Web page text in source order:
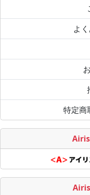
よ
特定商